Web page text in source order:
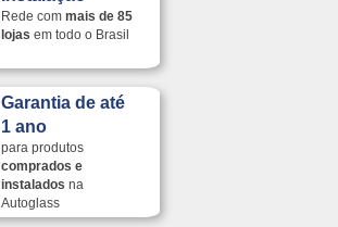
Rede com mais de 85
lojas em todo o Brasil
Garantia de até
1 ano
para produtos
comprados e
instalados na
Autoglass